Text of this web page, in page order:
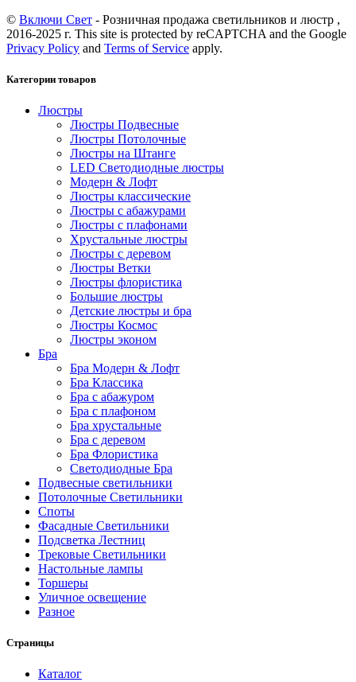
© Включи Свет - Розничная продажа светильников и люстр ,
2016-2025 г. This site is protected by reCAPTCHA and the Google
Privacy Policy and Terms of Service apply.
Категории товаров
Люстры
Люстры Подвесные
Люстры Потолочные
Люстры на Штанге
LED Светодиодные люстры
Модерн & Лофт
Люстры классические
Люстры с абажурами
Люстры с плафонами
Хрустальные люстры
Люстры с деревом
Люстры Ветки
Люстры флористика
Большие люстры
Детские люстры и бра
Люстры Космос
Люстры эконом
Бра
Бра Модерн & Лофт
Бра Классика
Бра с абажуром
Бра с плафоном
Бра хрустальные
Бра с деревом
Бра Флористика
Светодиодные Бра
Подвесные светильники
Потолочные Светильники
Споты
Фасадные Светильники
Подсветка Лестниц
Трековые Светильники
Настольные лампы
Торшеры
Уличное освещение
Разное
Страницы
Каталог